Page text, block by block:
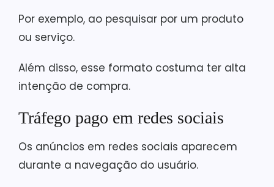
Por exemplo, ao pesquisar por um produto
ou serviço.
Além disso, esse formato costuma ter alta
intenção de compra.
Tráfego pago em redes sociais
Os anúncios em redes sociais aparecem
durante a navegação do usuário.